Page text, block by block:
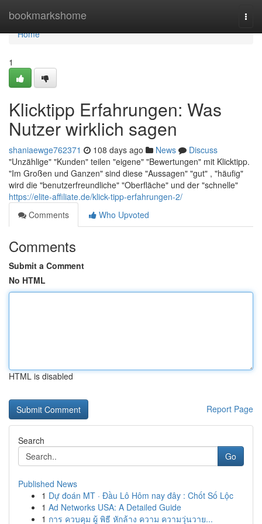
bookmarkshome
Home
Home
1
Klicktipp Erfahrungen: Was
Nutzer wirklich sagen
shaniaewge762371 108 days ago News
Discuss
"Unzählige" "Kunden" teilen "eigene" "Bewertungen" mit Klicktipp.
"Im Großen und Ganzen" sind diese "Aussagen" "gut" , "häufig"
wird die "benutzerfreundliche" "Oberfläche" und der "schnelle"
https://elite-affiliate.de/klick-tipp-erfahrungen-2/
Comments
Who Upvoted
Comments
Submit a Comment
No HTML
HTML is disabled
Report Page
Search
Go
Published News
1 Dự đoán MT · Đầu Lô Hôm nay đây : Chốt Số Lộc
1 Ad Networks USA: A Detailed Guide
1 การ ควบคุม ผู้ พิธี หักล้าง ความ ความวุ่นวาย...